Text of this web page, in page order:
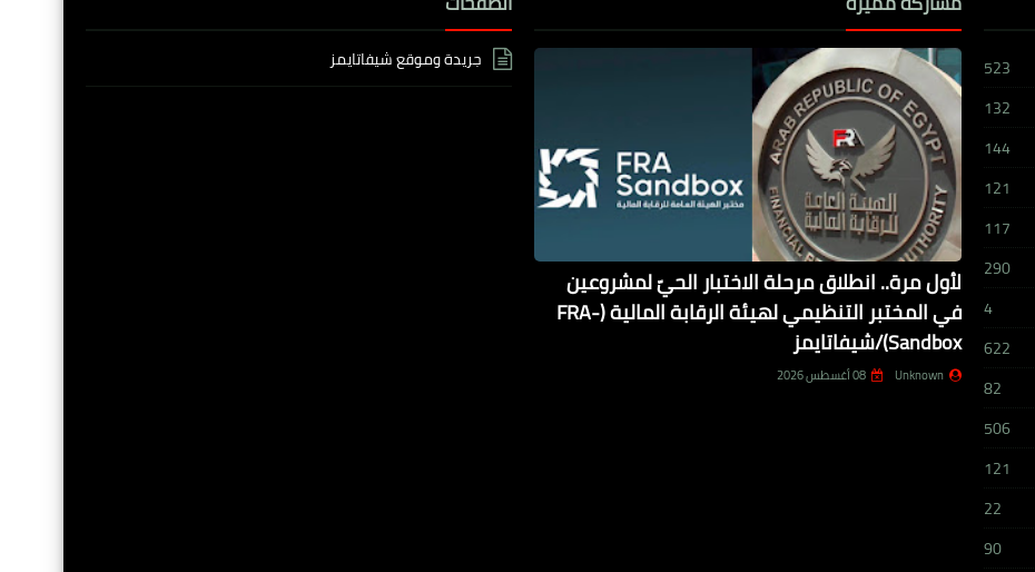
523
132
144
121
117
290
4
622
82
506
121
22
90
لأول مرة.. انطلاق مرحلة الاختبار الحيّ لمشروعين
في المختبر التنظيمي لهيئة الرقابة المالية (FRA-
Sandbox)/شيفاتايمز
Unknown 08 أغسطس 2026
جريدة وموقع شيفاتايمز